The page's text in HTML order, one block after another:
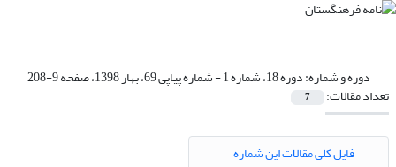
دوره و شماره:دوره 18، شماره 1 - شماره پیاپی 69، بهار 1398، صفحه 9-208
تعداد مقالات: 7
فایل کلی مقالات این شماره